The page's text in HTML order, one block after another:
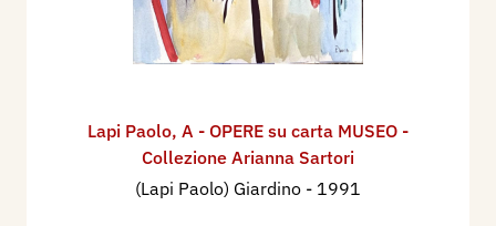
Lapi Paolo, A - OPERE su carta MUSEO -
Collezione Arianna Sartori
(Lapi Paolo) Giardino - 1991